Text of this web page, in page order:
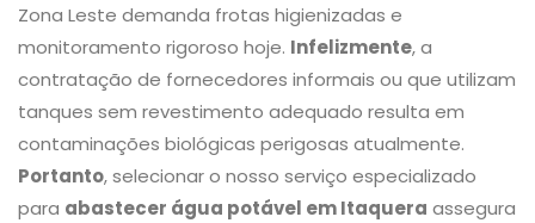
Zona Leste demanda frotas higienizadas e
monitoramento rigoroso hoje. Infelizmente, a
contratação de fornecedores informais ou que utilizam
tanques sem revestimento adequado resulta em
contaminações biológicas perigosas atualmente.
Portanto, selecionar o nosso serviço especializado
para abastecer água potável em Itaquera assegura